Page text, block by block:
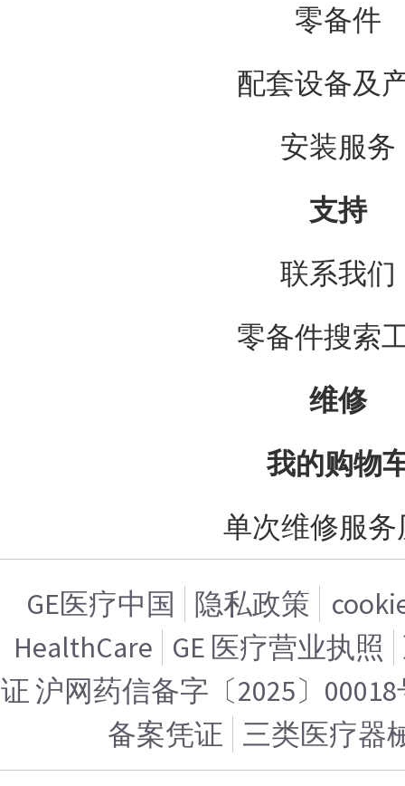
零备件
配套设备及
安装服务
支持
联系我们
零备件搜索
维修
我的购物
单次维修服务
GE医疗中国 隐私政策
HealthCare GE 医疗营业执照
证 沪网药信备字〔2025〕
备案凭证 三类医疗器